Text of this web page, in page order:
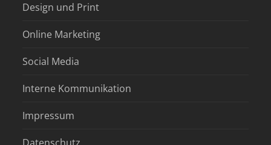
Design und Print
Online Marketing
Social Media
Interne Kommunikation
Impressum